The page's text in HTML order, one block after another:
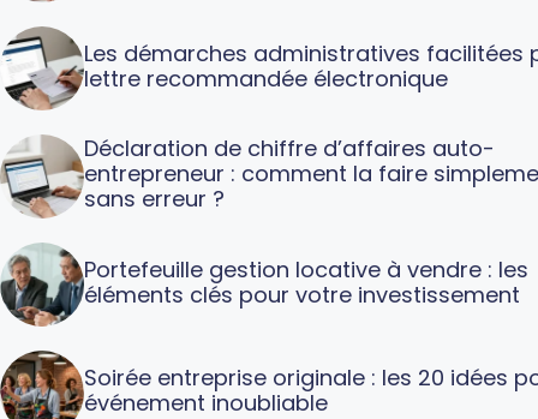
Les démarches administratives facilitées
lettre recommandée électronique
Déclaration de chiffre d’affaires auto-
entrepreneur : comment la faire
sans erreur ?
Portefeuille gestion locative à vendre : les
éléments clés pour votre investissement
Soirée entreprise originale : les 20 idées
événement inoubliable